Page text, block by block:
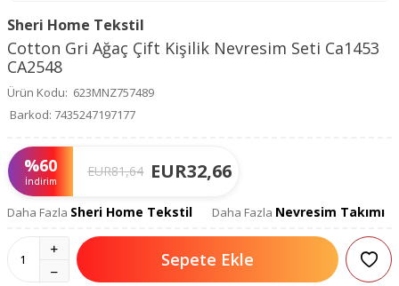
Sheri Home Tekstil
Cotton Gri Ağaç Çift Kişilik Nevresim Seti Ca1453
CA2548
Ürün Kodu: 623MNZ757489
Barkod: 7435247197177
%60
İndirim
EUR81,64 EUR32,66
Daha Fazla Sheri Home Tekstil Daha Fazla Nevresim Takımı
Sepete Ekle